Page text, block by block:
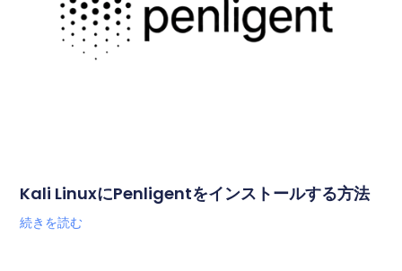
Kali LinuxにPenligentをインストールする方法
続きを読む